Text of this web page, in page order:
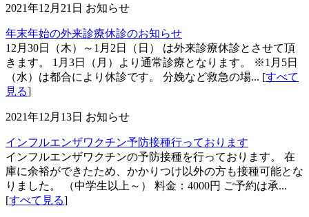
2021年12月21日 お知らせ
年末年始の外来診療休診のお知らせ
12月30日（木）～1月2日（日） は外来診療休診とさせて頂
きます。 1月3日（月）より通常診療となります。 ※1月5日
（水）は都合により休診です。 分娩など救急の場... [すべて
見る]
2021年12月13日 お知らせ
インフルエンザワクチン予防接種行っております
インフルエンザワクチンの予防接種を行っております。 在
庫に余裕ができたため、かかりつけ以外の方も接種可能とな
りました。 （中学生以上～） 料金：4000円 ご予約は承...
[すべて見る]